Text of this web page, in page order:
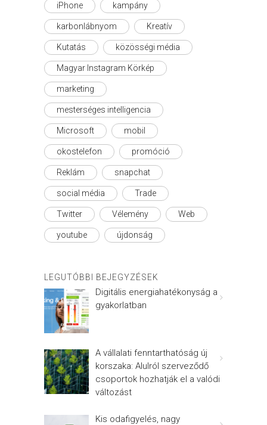
iPhone kampány
karbonlábnyom Kreatív
Kutatás közösségi média
Magyar Instagram Körkép
marketing
mesterséges intelligencia
Microsoft mobil
okostelefon promóció
Reklám snapchat
social média Trade
Twitter Vélemény Web
youtube újdonság
LEGUTÓBBI BEJEGYZÉSEK
Digitális energiahatékonyság a
gyakorlatban
A vállalati fenntarthatóság új
korszaka: Alulról szerveződő
csoportok hozhatják el a valódi
változást
Kis odafigyelés, nagy